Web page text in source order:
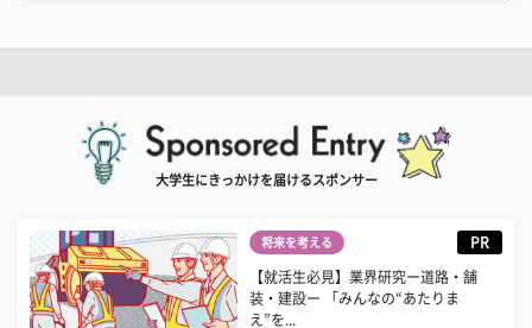
大学生にきっかけを届けるスポンサー
将来を考える PR
【就活生必見】業界研究ー道路・舗
装・建設ー 「みんなの“あたりま
え”を...